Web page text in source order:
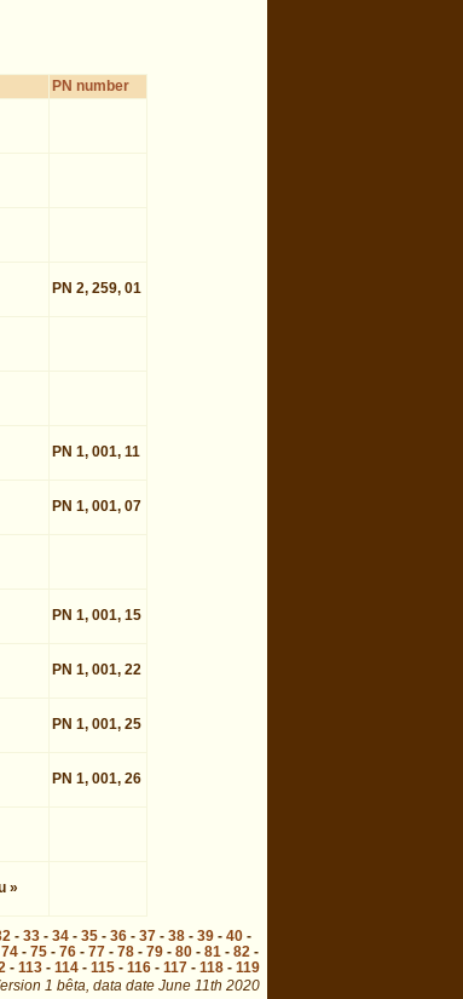
PN number
PN 2, 259, 01
PN 1, 001, 11
PN 1, 001, 07
PN 1, 001, 15
PN 1, 001, 22
PN 1, 001, 25
PN 1, 001, 26
»
- 33- 34- 35- 36- 37- 38- 39- 40-
74- 75- 76- 77- 78- 79- 80- 81- 82-
- 113- 114- 115- 116- 117- 118- 119
1 bêta,data date June 11th 2020